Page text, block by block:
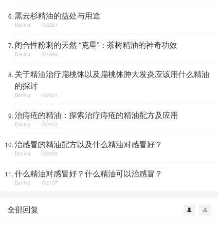
黑云杉精油的益处与用途
Dankiu 2281
闭合性粉刺的天然 “克星”：茶树精油的神奇功效
Dankiu 1869
关于精油治疗扁桃体以及扁桃体肿大发炎应该用什么精油
的探讨
Dankiu 2551
治痔疮的精油：探索治疗痔疮的精油配方及应用
Dankiu 2012
治感冒的精油配方以及什么精油对感冒好？
Dankiu 2048
什么精油对感冒好？什么精油可以治感冒？
Dankiu 2137
全部回复